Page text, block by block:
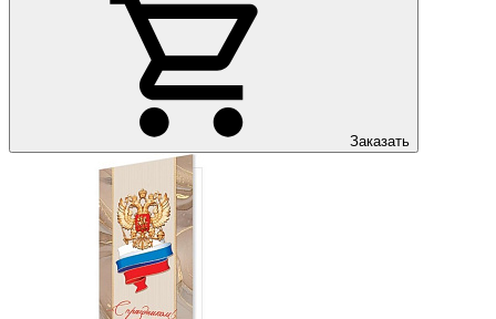
Заказать